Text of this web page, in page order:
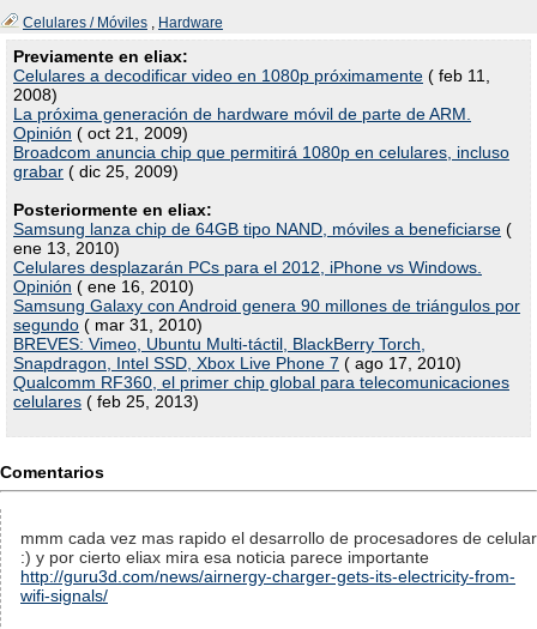
Celulares / Móviles , Hardware
Previamente en eliax:
Celulares a decodificar video en 1080p próximamente ( feb 11,
2008)
La próxima generación de hardware móvil de parte de ARM.
Opinión ( oct 21, 2009)
Broadcom anuncia chip que permitirá 1080p en celulares, incluso
grabar ( dic 25, 2009)
Posteriormente en eliax:
Samsung lanza chip de 64GB tipo NAND, móviles a beneficiarse (
ene 13, 2010)
Celulares desplazarán PCs para el 2012, iPhone vs Windows.
Opinión ( ene 16, 2010)
Samsung Galaxy con Android genera 90 millones de triángulos por
segundo ( mar 31, 2010)
BREVES: Vimeo, Ubuntu Multi-táctil, BlackBerry Torch,
Snapdragon, Intel SSD, Xbox Live Phone 7 ( ago 17, 2010)
Qualcomm RF360, el primer chip global para telecomunicaciones
celulares ( feb 25, 2013)
Comentarios
mmm cada vez mas rapido el desarrollo de procesadores de celular
:) y por cierto eliax mira esa noticia parece importante
http://guru3d.com/news/airnergy-charger-gets-its-electricity-from-
wifi-signals/